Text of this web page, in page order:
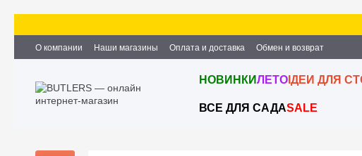
О компании Наши магазины Оплата и доставка
Обмен и возврат
Партнёрство и сотрудничество
Вакансии Контактная информация
НОВИНКИЛЕТО ІДЕИ ДЛЯ
ВСЕ ДЛЯ САДАSALE